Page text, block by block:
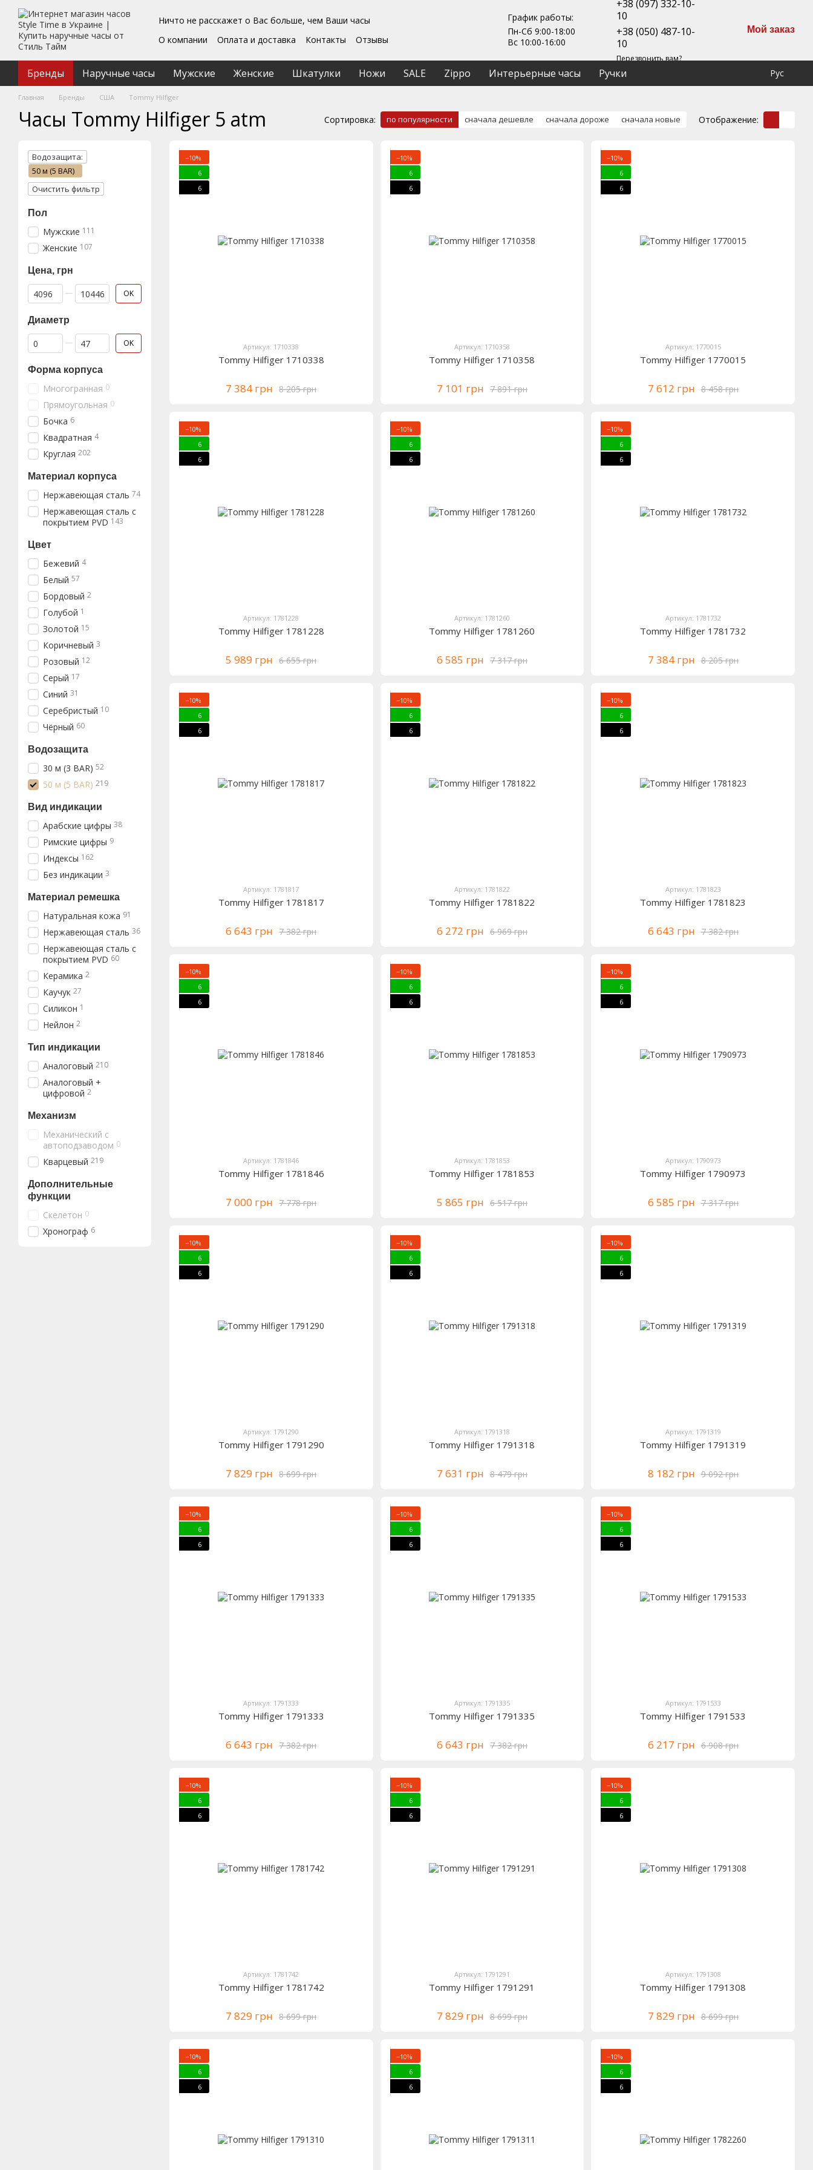
Перейти к основному контенту
Ничто не расскажет о Вас больше, чем Ваши часы
О компании
Оплата и доставка Контакты
Отзывы
Пользовательское соглашение
График работы:
Пн-Сб 9:00-18:00
Вс 10:00-16:00
+38 (097) 332-10-
10
+38 (050) 487-10-
10
Перезвонить вам?
Мой заказ
Бренды Наручные часы Мужские Женские Шкатулки Ножи SALE Zippo Интерьерные часы Ручки Рус
Главная Бренды США Tommy Hilfiger
Часы Tommy Hilfiger 5 atm Сортировка: по популярности сначала дешевле сначала дороже сначала новые Отображение:
−10%
6
6
Артикул: 1710338
Tommy Hilfiger 1710338
8 205 грн
7 384 грн
−10%
6
6
Артикул: 1710358
Tommy Hilfiger 1710358
7 891 грн
7 101 грн
−10%
6
6
Артикул: 1770015
Tommy Hilfiger 1770015
8 458 грн
7 612 грн
−10%
6
6
Артикул: 1781228
Tommy Hilfiger 1781228
6 655 грн
5 989 грн
−10%
6
6
Артикул: 1781260
Tommy Hilfiger 1781260
7 317 грн
6 585 грн
−10%
6
6
Артикул: 1781732
Tommy Hilfiger 1781732
8 205 грн
7 384 грн
−10%
6
6
Артикул: 1781817
Tommy Hilfiger 1781817
7 382 грн
6 643 грн
−10%
6
6
Артикул: 1781822
Tommy Hilfiger 1781822
6 969 грн
6 272 грн
−10%
6
6
Артикул: 1781823
Tommy Hilfiger 1781823
7 382 грн
6 643 грн
−10%
6
6
Артикул: 1781846
Tommy Hilfiger 1781846
7 778 грн
7 000 грн
−10%
6
6
Артикул: 1781853
Tommy Hilfiger 1781853
6 517 грн
5 865 грн
−10%
6
6
Артикул: 1790973
Tommy Hilfiger 1790973
7 317 грн
6 585 грн
−10%
6
6
Артикул: 1791290
Tommy Hilfiger 1791290
8 699 грн
7 829 грн
−10%
6
6
Артикул: 1791318
Tommy Hilfiger 1791318
8 479 грн
7 631 грн
−10%
6
6
Артикул: 1791319
Tommy Hilfiger 1791319
9 092 грн
8 182 грн
−10%
6
6
Артикул: 1791333
Tommy Hilfiger 1791333
7 382 грн
6 643 грн
−10%
6
6
Артикул: 1791335
Tommy Hilfiger 1791335
7 382 грн
6 643 грн
−10%
6
6
Артикул: 1791533
Tommy Hilfiger 1791533
6 908 грн
6 217 грн
−10%
6
6
Артикул: 1781742
Tommy Hilfiger 1781742
8 699 грн
7 829 грн
−10%
6
6
Артикул: 1791291
Tommy Hilfiger 1791291
8 699 грн
7 829 грн
−10%
6
6
Артикул: 1791308
Tommy Hilfiger 1791308
8 699 грн
7 829 грн
−10%
6
6
−10%
6
6
−10%
6
6
Водозащита:
50 м (5 BAR)
Очистить фильтр
Пол
Мужские 111
Женские 107
Цена, грн
От Цена, грн
До Цена, грн OK
Диаметр
От Диаметр
До Диаметр OK
Форма корпуса
Многогранная 0
Прямоугольная 0
Бочка 6
Квадратная 4
Круглая 202
Материал корпуса
Нержавеющая сталь 74
Нержавеющая сталь с
покрытием PVD 143
Цвет
Бежевий 4
Белый 57
Бордовый 2
Голубой 1
Золотой 15
Коричневый 3
Розовый 12
Серый 17
Синий 31
Серебристый 10
Чёрный 60
Водозащита
30 м (3 BAR) 52
50 м (5 BAR) 219
Вид индикации
Арабские цифры 38
Римские цифры 9
Индексы 162
Без индикации 3
Материал ремешка
Натуральная кожа 91
Нержавеющая сталь 36
Нержавеющая сталь с
покрытием PVD 60
Керамика 2
Каучук 27
Силикон 1
Нейлон 2
Тип индикации
Аналоговый 210
Аналоговый +
цифровой 2
Механизм
Механический с
автоподзаводом 0
Кварцевый 219
Дополнительные
функции
Скелетон 0
Хронограф 6